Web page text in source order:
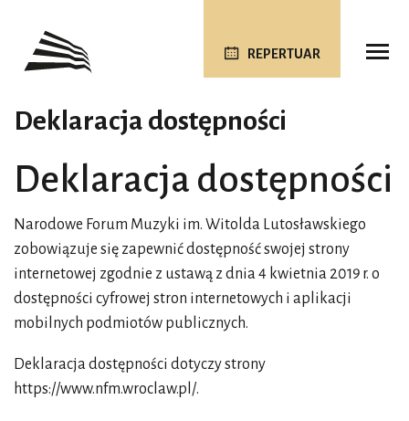
REPERTUAR
Deklaracja dostępności
Deklaracja dostępności
Narodowe Forum Muzyki im. Witolda Lutosławskiego
zobowiązuje się zapewnić dostępność swojej strony
internetowej zgodnie z ustawą z dnia 4 kwietnia 2019 r. o
dostępności cyfrowej stron internetowych i aplikacji
mobilnych podmiotów publicznych.
Deklaracja dostępności dotyczy strony
https://www.nfm.wroclaw.pl/.